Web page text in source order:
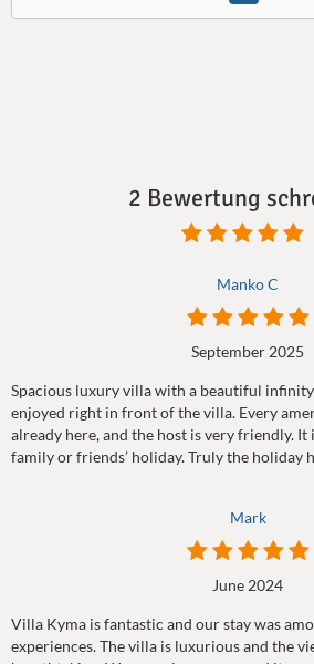
2 Bewertung
Manko C
September 2025
Spacious luxury villa with a beautiful infinity
enjoyed right in front of the villa. Every
already here, and the host is very friendly.
family or friends’ holiday. Truly the holiday
Mark
June 2024
Villa Kyma is fantastic and our stay was
experiences. The villa is luxurious and the